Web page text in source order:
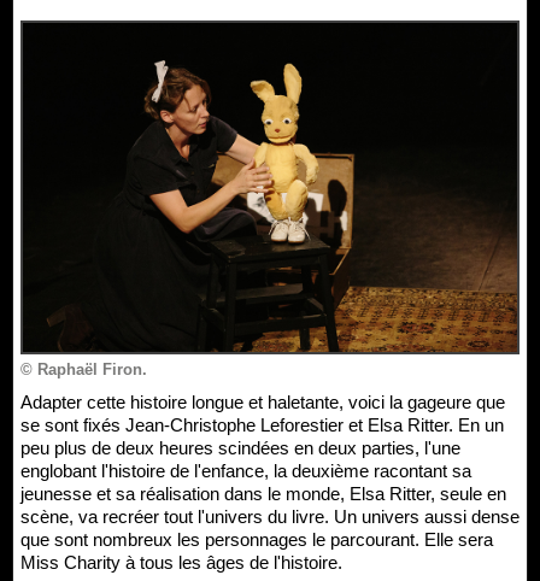
© Raphaël Firon.
Adapter cette histoire longue et haletante, voici la gageure que
se sont fixés Jean-Christophe Leforestier et Elsa Ritter. En un
peu plus de deux heures scindées en deux parties, l'une
englobant l'histoire de l'enfance, la deuxième racontant sa
jeunesse et sa réalisation dans le monde, Elsa Ritter, seule en
scène, va recréer tout l'univers du livre. Un univers aussi dense
que sont nombreux les personnages le parcourant. Elle sera
Miss Charity à tous les âges de l'histoire.